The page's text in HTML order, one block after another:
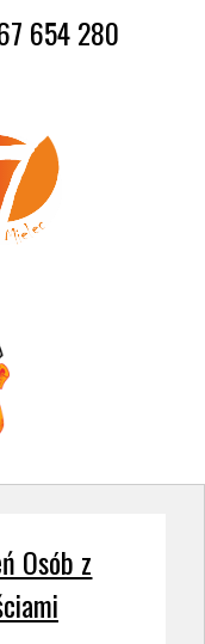
654 280
Osób z